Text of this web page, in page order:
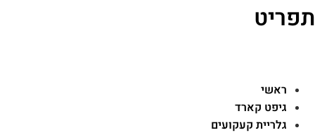
ראשי
גיפט קארד
גלריית קעקועים